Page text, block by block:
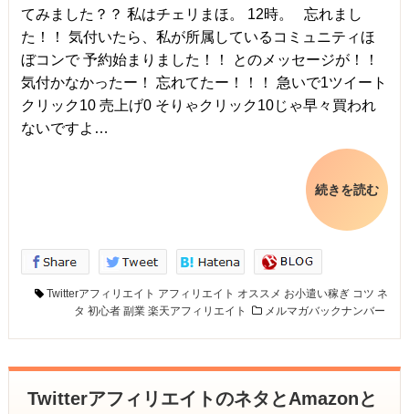
てみました？？ 私はチェリまほ。 12時。 忘れまし
た！！ 気付いたら、私が所属しているコミュニティほ
ぼコンで 予約始まりました！！ とのメッセージが！！
気付かなかったー！ 忘れてたー！！！ 急いで1ツイート
クリック10 売上げ0 そりゃクリック10じゃ早々買われ
ないですよ…
続きを読む
Twitterアフィリエイト アフィリエイト オススメ お小遣い稼ぎ コツ ネ
タ 初心者 副業 楽天アフィリエイト メルマガバックナンバー
TwitterアフィリエイトのネタとAmazonと